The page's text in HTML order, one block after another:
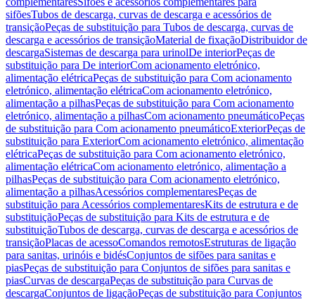
sifõesTubos de descarga, curvas de descarga e acessórios de
transiçãoPeças de substituição para Tubos de descarga, curvas de
descarga e acessórios de transiçãoMaterial de fixaçãoDistribuidor de
descargaSistemas de descarga para urinolDe interiorPeças de
substituição para De interiorCom acionamento eletrónico,
alimentação elétricaPeças de substituição para Com acionamento
eletrónico, alimentação elétricaCom acionamento eletrónico,
alimentação a pilhasPeças de substituição para Com acionamento
eletrónico, alimentação a pilhasCom acionamento pneumáticoPeças
de substituição para Com acionamento pneumáticoExteriorPeças de
substituição para ExteriorCom acionamento eletrónico, alimentação
elétricaPeças de substituição para Com acionamento eletrónico,
alimentação elétricaCom acionamento eletrónico, alimentação a
pilhasPeças de substituição para Com acionamento eletrónico,
alimentação a pilhasAcessórios complementaresPeças de
substituição para Acessórios complementaresKits de estrutura e de
substituiçãoPeças de substituição para Kits de estrutura e de
substituiçãoTubos de descarga, curvas de descarga e acessórios de
transiçãoPlacas de acessoComandos remotosEstruturas de ligação
para sanitas, urinóis e bidésConjuntos de sifões para sanitas e
piasPeças de substituição para Conjuntos de sifões para sanitas e
piasCurvas de descargaPeças de substituição para Curvas de
descargaConjuntos de ligaçãoPeças de substituição para Conjuntos